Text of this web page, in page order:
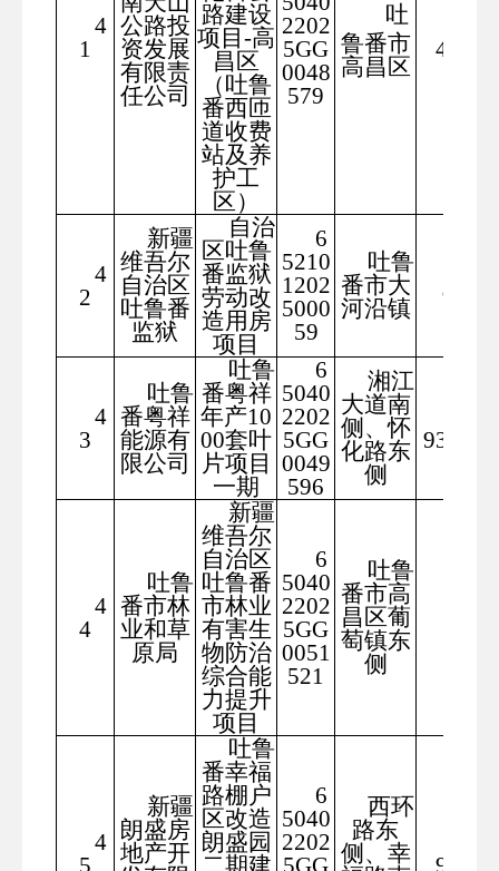
4
1
公路投
资发展
有限责
任公司
路建设
项目-高
昌区
（吐鲁
番西匝
道收费
站及养
护工
区）
2202
5GG
0048
579
吐
鲁番市
高昌区
4.83
4
2
新疆
维吾尔
自治区
吐鲁番
监狱
自治
区吐鲁
番监狱
劳动改
造用房
项目
6
5210
1202
5000
59
吐鲁
番市大
河沿镇
9.3
4
3
吐鲁
番粤祥
能源有
限公司
吐鲁
番粤祥
年产10
00套叶
片项目
一期
6
5040
2202
5GG
0049
596
湘江
大道南
侧、怀
化路东
侧
931.75
4
4
吐鲁
番市林
业和草
原局
新疆
维吾尔
自治区
吐鲁番
市林业
有害生
物防治
综合能
力提升
项目
6
5040
2202
5GG
0051
521
吐鲁
番市高
昌区葡
萄镇东
侧
4
5
新疆
朗盛房
地产开
吐鲁
番幸福
路棚户
区改造
朗盛园
二期建
6
5040
2202
5GG
西环
路东
侧、幸
9.20